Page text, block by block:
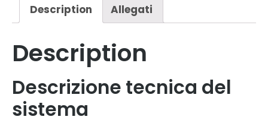
Description Allegati
Description
Descrizione tecnica del
sistema